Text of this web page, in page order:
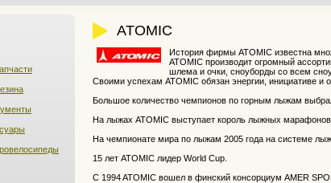
ATOMIC
История фирмы ATOMIC известна
ATOMIC производит огромный
шлема и очки, сноуборды со всем
Своими успехам ATOMIC обязан энергии, инициативе и
Большое количество чемпионов по горным лыжам
На лыжах ATOMIC выступает король лыжных
На чемпионате мира по лыжам 2005 года на системе
15 лет ATOMIC лидер World Cup.
C 1994 ATOMIC вошел в финский консорциум AMER